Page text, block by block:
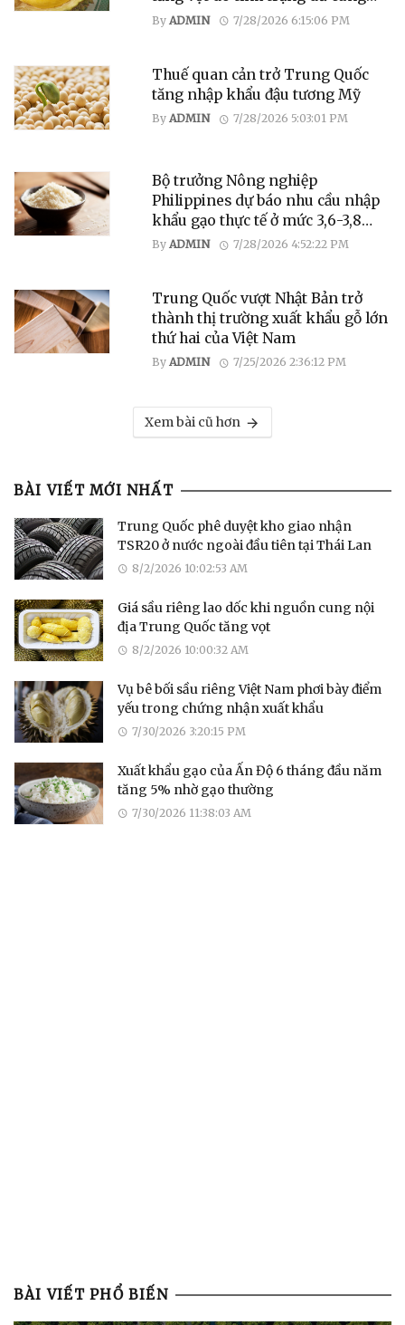
gây áp lực lên người trồng
By ADMIN 7/28/2026 6:15:06 PM
Thuế quan cản trở Trung Quốc
tăng nhập khẩu đậu tương Mỹ
By ADMIN 7/28/2026 5:03:01 PM
Bộ trưởng Nông nghiệp
Philippines dự báo nhu cầu nhập
khẩu gạo thực tế ở mức 3,6-3,8
triệu tấn vào năm 2026
By ADMIN 7/28/2026 4:52:22 PM
Trung Quốc vượt Nhật Bản trở
thành thị trường xuất khẩu gỗ lớn
thứ hai của Việt Nam
By ADMIN 7/25/2026 2:36:12 PM
Xem bài cũ hơn
BÀI VIẾT MỚI NHẤT
Trung Quốc phê duyệt kho giao nhận
TSR20 ở nước ngoài đầu tiên tại Thái Lan
8/2/2026 10:02:53 AM
Giá sầu riêng lao dốc khi nguồn cung nội
địa Trung Quốc tăng vọt
8/2/2026 10:00:32 AM
Vụ bê bối sầu riêng Việt Nam phơi bày điểm
yếu trong chứng nhận xuất khẩu
7/30/2026 3:20:15 PM
Xuất khẩu gạo của Ấn Độ 6 tháng đầu năm
tăng 5% nhờ gạo thường
7/30/2026 11:38:03 AM
BÀI VIẾT PHỔ BIẾN